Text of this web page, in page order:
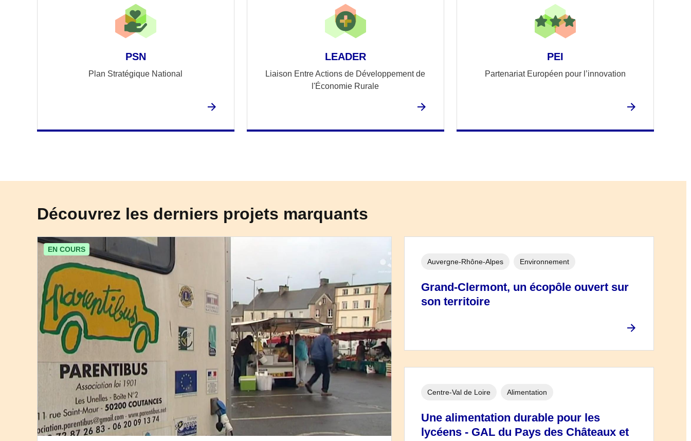
PSN
Plan Stratégique National
LEADER
Liaison Entre Actions de Développement de
l'Économie Rurale
PEI
Partenariat Européen pour l’innovation
Découvrez les derniers projets marquants
EN COURS
Grand-Clermont, un écopôle ouvert sur
son territoire
Auvergne-Rhône-Alpes Environnement
Une alimentation durable pour les
lycéens - GAL du Pays des Châteaux et
Centre-Val de Loire Alimentation